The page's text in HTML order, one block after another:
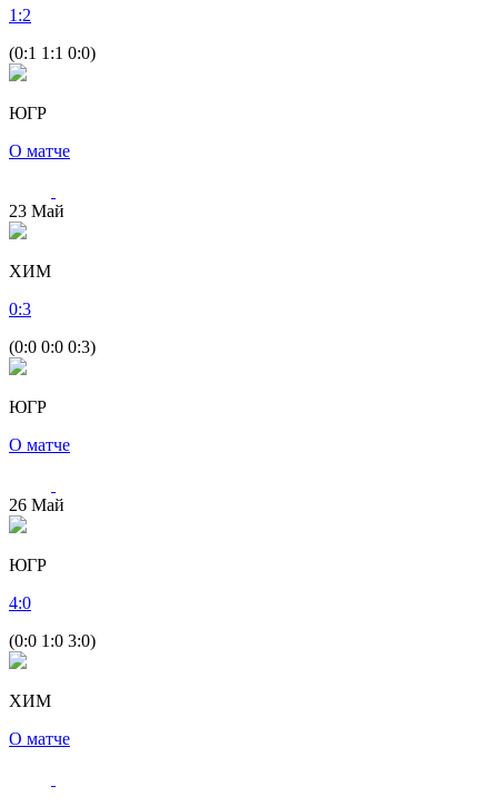
1 :2
(0:1 1:1 0:0)
ЮГР
О матче
23 Май
ХИМ
0:3
(0:0 0:0 0:3)
ЮГР
О матче
26 Май
ЮГР
4:0
(0:0 1:0 3:0)
ХИМ
О матче